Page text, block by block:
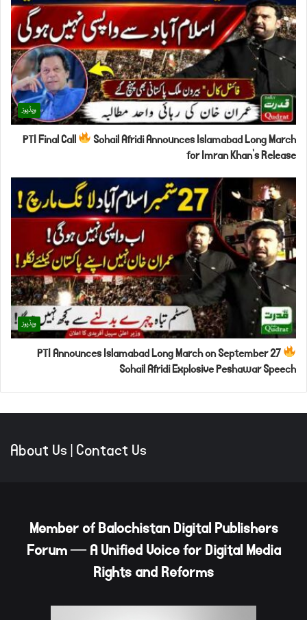
ویڈیوز
PTI Final Call
Sohail Afridi Announces Islamabad Long March
for Imran Khan’s Release
ویڈیوز
PTI Announces Islamabad Long March on September 27
Sohail Afridi Explosive Peshawar Speech
About Us|Contact Us
Member of Balochistan Digital Publishers
Forum — A Unified Voice for Digital Media
Rights and Reforms